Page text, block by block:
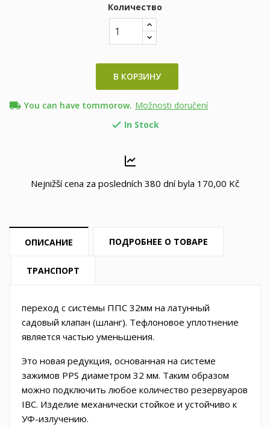
Количество
В КОРЗИНУ
local_shipping You can have tommorow. Možnosti doručení
 In Stock
Nejnižší cena za posledních 380 dní byla 170,00 Kč
ОПИСАНИЕ ПОДРОБНЕЕ О ТОВАРЕ
ТРАНСПОРТ
переход с системы ППС 32мм на латунный
садовый клапан (шланг). Тефлоновое уплотнение
является частью уменьшения.
Это новая редукция, основанная на системе
зажимов PPS диаметром 32 мм. Таким образом
можно подключить любое количество резервуаров
IBC. Изделие механически стойкое и устойчиво к
УФ-излучению.